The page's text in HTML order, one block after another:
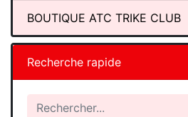
BOUTIQUE ATC TRIKE CLUB
Recherche rapide